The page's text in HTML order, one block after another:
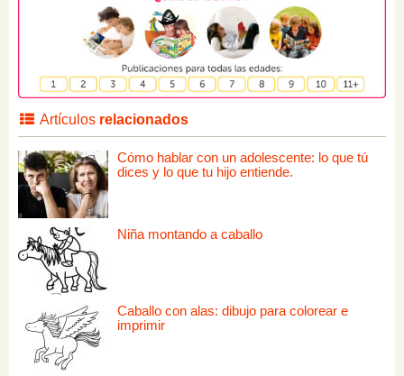
Artículos relacionados
Cómo hablar con un adolescente: lo que tú
dices y lo que tu hijo entiende.
Niña montando a caballo
Caballo con alas: dibujo para colorear e
imprimir